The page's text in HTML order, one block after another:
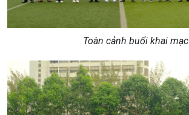
Toàn cảnh buổi khai mạc